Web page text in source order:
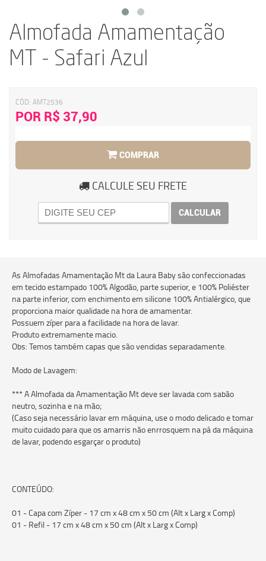
Almofada Amamentação
MT - Safari Azul
CÓD: AMT2536
POR R$ 37,90
COMPRAR
CALCULE SEU FRETE
CALCULAR
As Almofadas Amamentação Mt da Laura Baby são confeccionadas
em tecido estampado 100% Algodão, parte superior, e 100% Poliéster
na parte inferior, com enchimento em silicone 100% Antialérgico, que
proporciona maior qualidade na hora de amamentar.
Possuem zíper para a facilidade na hora de lavar.
Produto extremamente macio.
Obs: Temos também capas que são vendidas separadamente.
Modo de Lavagem:
*** A Almofada da Amamentação Mt deve ser lavada com sabão
neutro, sozinha e na mão;
(Caso seja necessário lavar em máquina, use o modo delicado e tomar
muito cuidado para que os amarris não enrrosquem na pá da máquina
de lavar, podendo esgarçar o produto)
CONTEÚDO:
01 - Capa com Zíper - 17 cm x 48 cm x 50 cm (Alt x Larg x Comp)
01 - Refil - 17 cm x 48 cm x 50 cm (Alt x Larg x Comp)